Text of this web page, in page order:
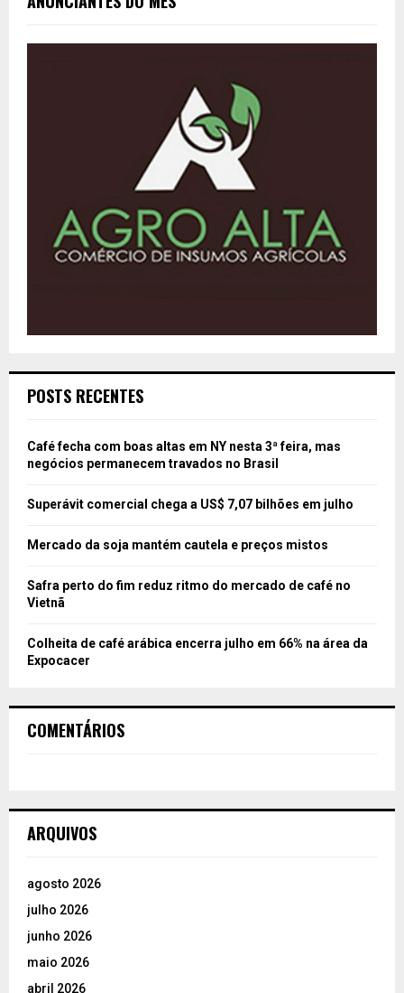
POSTS RECENTES
Café fecha com boas altas em NY nesta 3ª feira, mas
negócios permanecem travados no Brasil
Superávit comercial chega a US$ 7,07 bilhões em julho
Mercado da soja mantém cautela e preços mistos
Safra perto do fim reduz ritmo do mercado de café no
Vietnã
Colheita de café arábica encerra julho em 66% na área da
Expocacer
COMENTÁRIOS
ARQUIVOS
agosto 2026
julho 2026
junho 2026
maio 2026
abril 2026